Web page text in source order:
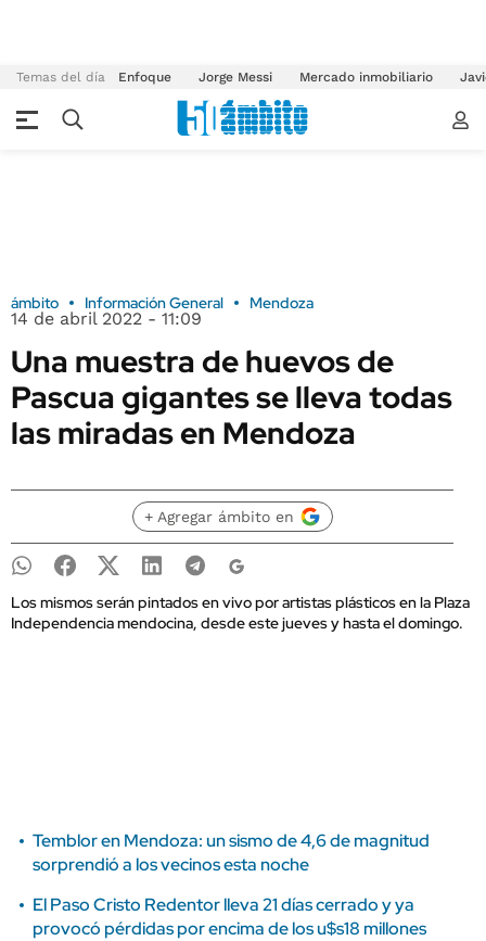
Temas del día Enfoque Jorge Messi Mercado inmobiliario
ámbito Información General Mendoza
14 de abril 2022 - 11:09
Una muestra de huevos de
Pascua gigantes se lleva todas
las miradas en Mendoza
+ Agregar ámbito en
Los mismos serán pintados en vivo por artistas plásticos en la Plaza
Independencia mendocina, desde este jueves y hasta el domingo.
Temblor en Mendoza: un sismo de 4,6 de magnitud
sorprendió a los vecinos esta noche
El Paso Cristo Redentor lleva 21 días cerrado y ya
provocó pérdidas por encima de los u$s18 millones